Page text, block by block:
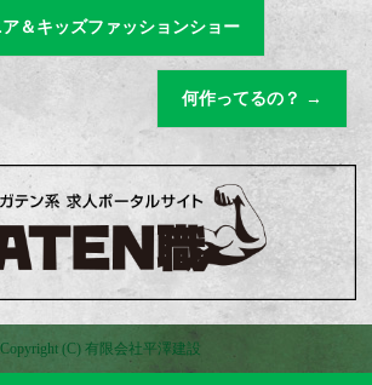
＆キッズファッションショー
何作ってるの？ →
Copyright (C) 有限会社平澤建設